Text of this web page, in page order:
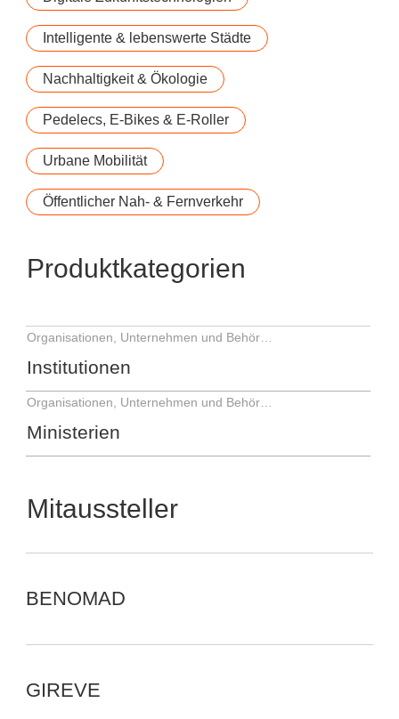
Intelligente & lebenswerte Städte
Nachhaltigkeit & Ökologie
Pedelecs, E-Bikes & E-Roller
Urbane Mobilität
Öffentlicher Nah- & Fernverkehr
Produktkategorien
Institutionen
Ministerien
Mitaussteller
BENOMAD
GIREVE